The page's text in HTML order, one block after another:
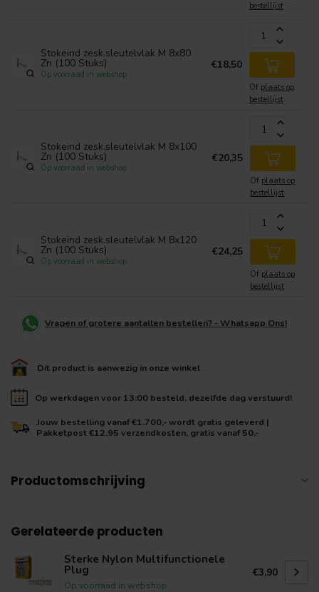
bestellijst
Stokeind zesk.sleutelvlak M 8x80
Zn (100 Stuks)
Op voorraad in webshop
€18,50
Of plaats op
bestellijst
Stokeind zesk.sleutelvlak M 8x100
Zn (100 Stuks)
Op voorraad in webshop
€20,35
Of plaats op
bestellijst
Stokeind zesk.sleutelvlak M 8x120
Zn (100 Stuks)
Op voorraad in webshop
€24,25
Of plaats op
bestellijst
Vragen of grotere aantallen bestellen? - Whatsapp Ons!
Dit product is aanwezig in onze winkel
Op werkdagen voor 13:00 besteld, dezelfde dag verstuurd!
Jouw bestelling vanaf €1.700,- wordt gratis geleverd |
Pakketpost €12,95 verzendkosten, gratis vanaf 50,-
Productomschrijving
Gerelateerde producten
Sterke Nylon Multifunctionele
Plug
Op voorraad in webshop
€3,90